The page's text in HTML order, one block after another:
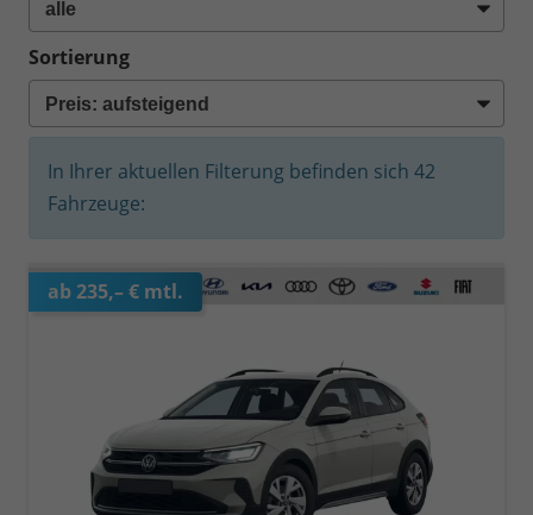
Sortierung
In Ihrer aktuellen Filterung befinden sich 42
Fahrzeuge:
ab 235,– € mtl.